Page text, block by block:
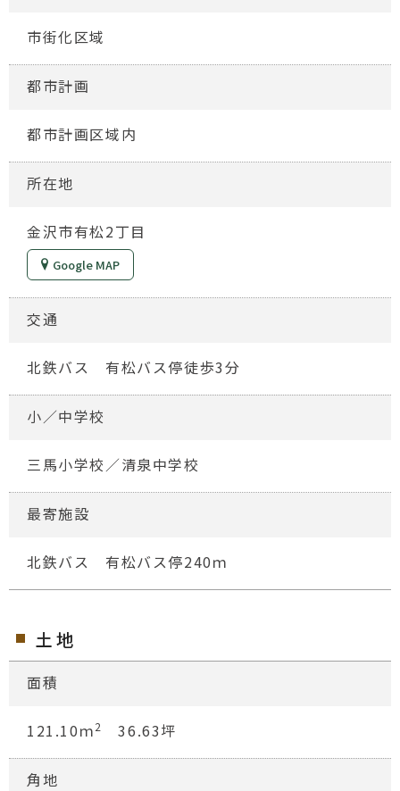
市街化区域
都市計画
都市計画区域内
所在地
金沢市有松2丁目
Google MAP
交通
北鉄バス 有松バス停徒歩3分
小／中学校
三馬小学校／清泉中学校
最寄施設
北鉄バス 有松バス停240ｍ
土地
面積
121.10ｍ2 36.63坪
角地